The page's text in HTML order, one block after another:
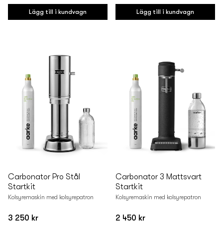
pris
Lägg till i kundvagn
pris
Lägg till i kundvagn
Carbonator Pro Stål
Startkit
Kolsyremaskin med kolsyrepatron
Vanligt
3 250 kr
Carbonator 3 Mattsvart
Startkit
Kolsyremaskin med kolsyrepatron
Vanligt
2 450 kr